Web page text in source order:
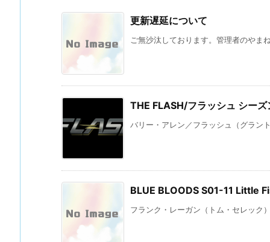
更新遅延について
ご無沙汰しております。管理者のやま
THE FLASH/フラッシュ シー
バリー・アレン／フラッシュ（グラン
BLUE BLOODS S01-11 Little
フランク・レーガン（トム・セレック